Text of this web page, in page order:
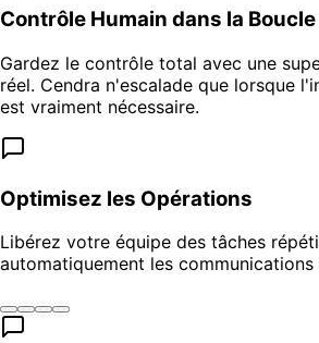
Contrôle Humain dans la Boucle
Gardez le contrôle total avec une
réel. Cendra n'escalade que lorsque
est vraiment nécessaire.
Optimisez les Opérations
Libérez votre équipe des tâches
automatiquement les communications